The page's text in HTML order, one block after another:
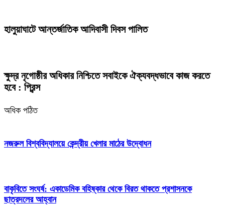
হালুয়াঘাটে আন্তর্জাতিক আদিবাসী দিবস পালিত
ক্ষুদ্র নৃগোষ্ঠীর অধিকার নিশ্চিতে সবাইকে ঐক্যবদ্ধভাবে কাজ করতে
হবে : প্রিন্স
অধিক পঠিত
নজরুল বিশ্ববিদ্যালয়ে কেন্দ্রীয় খেলার মাঠের উদ্বোধন
বাকৃবিতে সংঘর্ষ: একাডেমিক বহিষ্কার থেকে বিরত থাকতে প্রশাসনকে
ছাত্রদলের আহ্বান